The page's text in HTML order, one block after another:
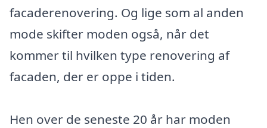
facaderenovering. Og lige som al anden
mode skifter moden også, når det
kommer til hvilken type renovering af
facaden, der er oppe i tiden.
Hen over de seneste 20 år har moden